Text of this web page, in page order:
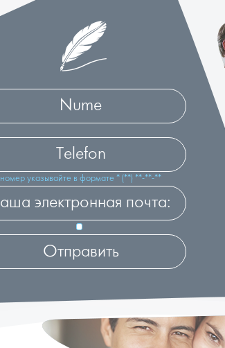
номер указывайте в формате * (**) **-**-**